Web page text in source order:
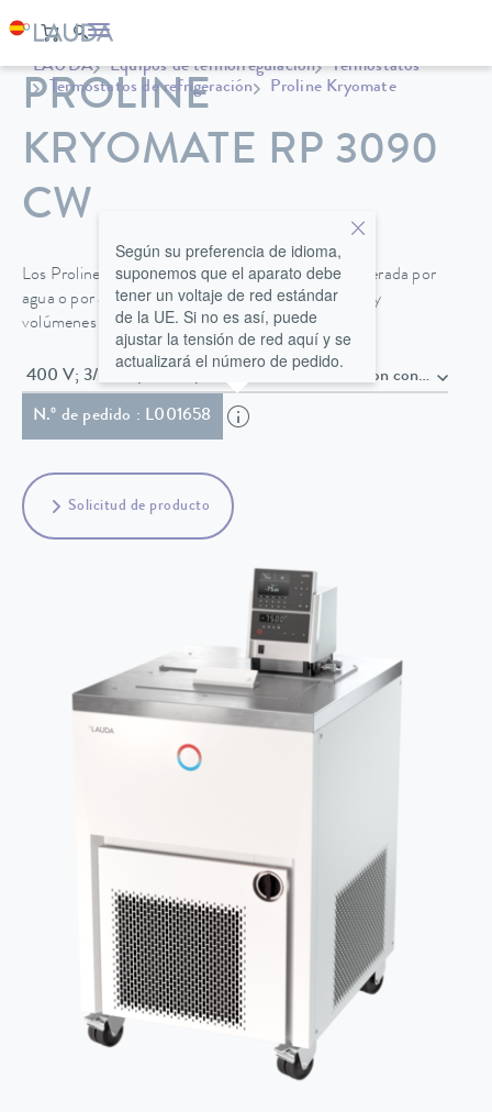
LAUDA Equipos de termorregulación
Termostatos
Termostatos de refrigeración
Proline Kryomate
PROLINE
KRYOMATE RP 3090
CW
Los Proline Kryomate, disponibles en versión refrigerada por
agua o por aire, ofrecen grandes aberturas de baño y
volúmenes de 30 o 40 litros.
400 V; 3/N/PE; 50 Hz , Cable de alimentación con
N.º de pedido : L001658
Según su preferencia de idioma,
suponemos que el aparato debe
tener un voltaje de red estándar
de la UE. Si no es así, puede
ajustar la tensión de red aquí y se
actualizará el número de pedido.
Solicitud de producto